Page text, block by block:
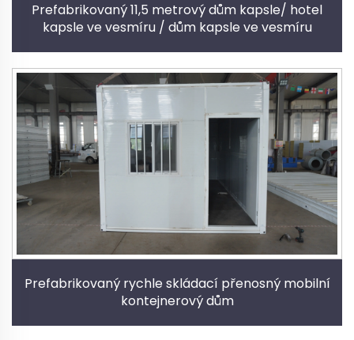
Prefabrikovaný 11,5 metrový dům kapsle/ hotel
kapsle ve vesmíru / dům kapsle ve vesmíru
Prefabrikovaný rychle skládací přenosný mobilní
kontejnerový dům